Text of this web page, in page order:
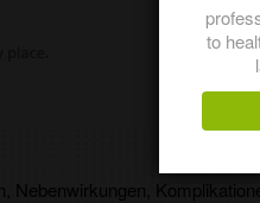
Nebenwirkungen,
to